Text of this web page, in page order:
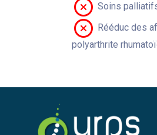
Soins
Rééduc des
polyarthrite